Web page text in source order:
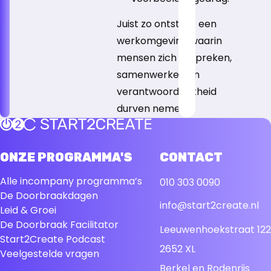
Juist zo ontstaat een
werkomgeving waarin
mensen zich uitspreken,
samenwerken en
verantwoordelijkheid
durven nemen.
Terug naar de startpagina
ONZE PROGRAMMA'S
Alle incompany programma’s
De Doorbraakdagen
Leid & Groei
De Doorbraak Facilitator
Start2Create Podcast
Veelgestelde vragen
CONTACT
010 303 0090
info@start2create.nl
Leeuwenhoekstraat 122
2652 XL